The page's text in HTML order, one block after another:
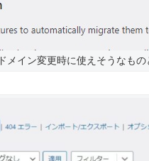
ドメイン変更時に使えそうなも